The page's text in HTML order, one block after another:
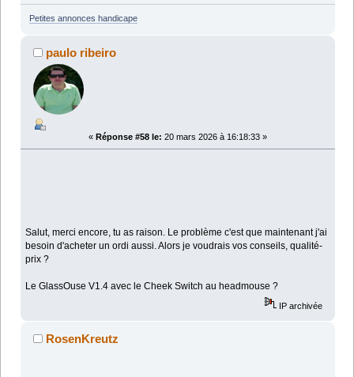
Petites annonces handicape
paulo ribeiro
« Réponse #58 le: 20 mars 2026 à 16:18:33 »
Salut, merci encore, tu as raison. Le problème c'est que maintenant j'ai
besoin d'acheter un ordi aussi. Alors je voudrais vos conseils, qualité-
prix ?
Le GlassOuse V1.4 avec le Cheek Switch au headmouse ?
IP archivée
RosenKreutz